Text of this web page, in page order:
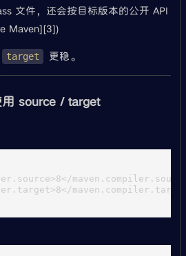
文件，还会按目标版本的公开 API
Maven][3])
target 更稳。
source / target